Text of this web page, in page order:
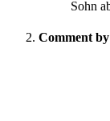
Sohn
Comment